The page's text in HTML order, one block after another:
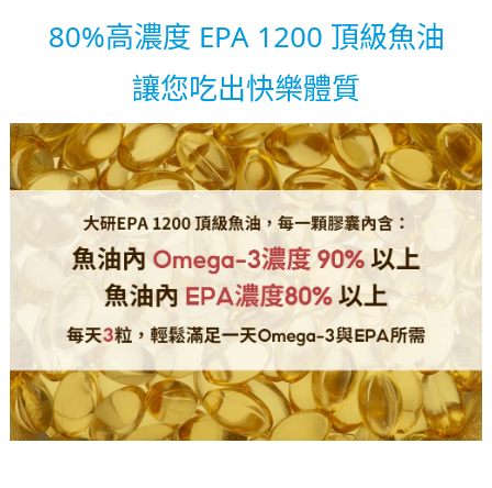
80%高濃度 EPA 1200 頂級魚油
讓您吃出快樂體質